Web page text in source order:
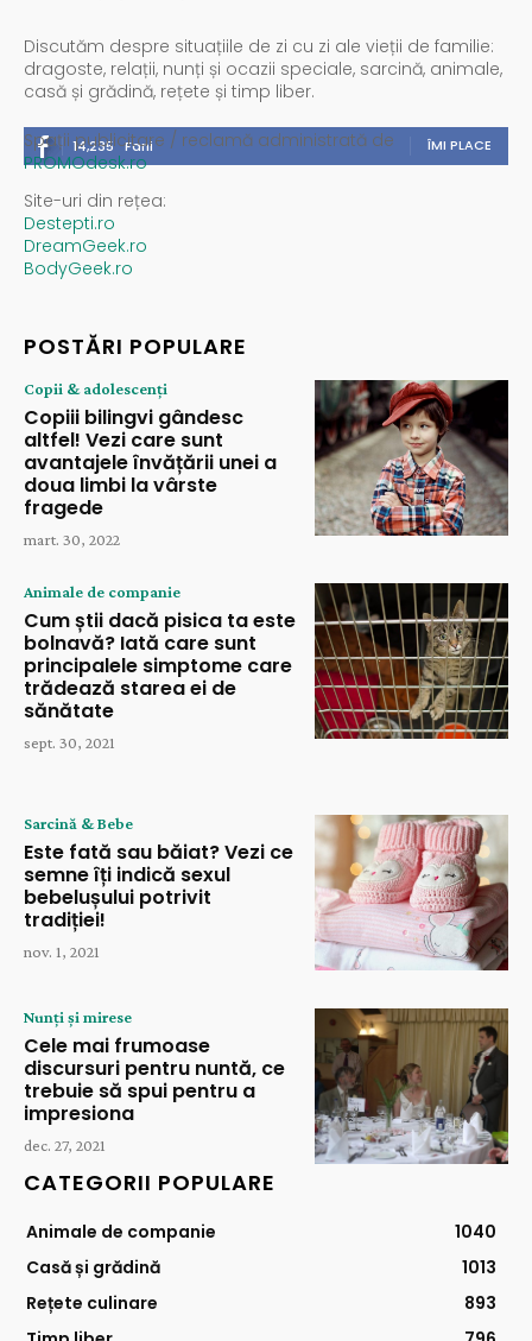
Discutăm despre situațiile de zi cu zi ale vieții de familie:
dragoste, relații, nunți și ocazii speciale, sarcină, animale,
casă și grădină, rețete și timp liber.
14,235 Fani ÎMI PLACE
Spații publicitare / reclamă administrată de
PROMOdesk.ro
Site-uri din rețea:
Destepti.ro
DreamGeek.ro
BodyGeek.ro
POSTĂRI POPULARE
Copii & adolescenți
Copiii bilingvi gândesc
altfel! Vezi care sunt
avantajele învățării unei a
doua limbi la vârste
fragede
mart. 30, 2022
Animale de companie
Cum știi dacă pisica ta este
bolnavă? Iată care sunt
principalele simptome care
trădează starea ei de
sănătate
sept. 30, 2021
Sarcină & Bebe
Este fată sau băiat? Vezi ce
semne îți indică sexul
bebelușului potrivit
tradiției!
nov. 1, 2021
Nunți și mirese
Cele mai frumoase
discursuri pentru nuntă, ce
trebuie să spui pentru a
impresiona
dec. 27, 2021
CATEGORII POPULARE
Animale de companie
1040
Casă și grădină
1013
Rețete culinare
893